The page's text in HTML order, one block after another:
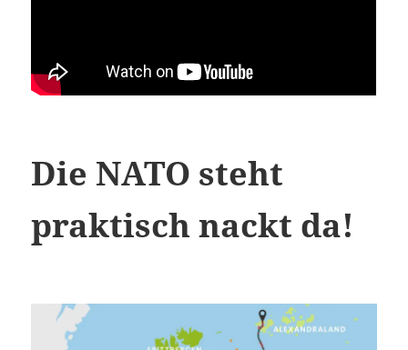
Die NATO steht
praktisch nackt da!